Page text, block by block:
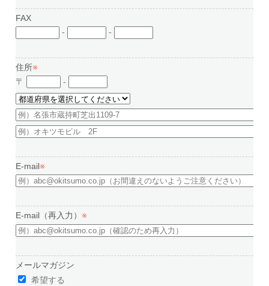
FAX
-
-
住所※
〒
-
E-mail※
E-mail（再入力） ※
メールマガジン
希望する